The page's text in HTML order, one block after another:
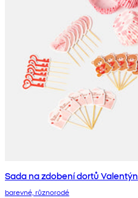
Sada na zdobení dortů Valentýn
barevné, různorodé